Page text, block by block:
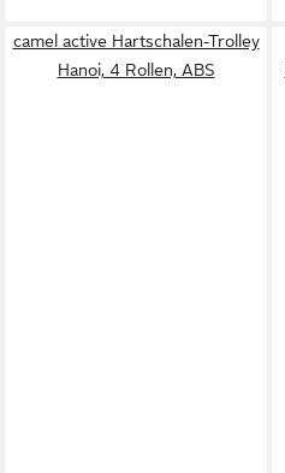
camel active Hartschalen-Trolley
Hanoi, 4 Rollen, ABS